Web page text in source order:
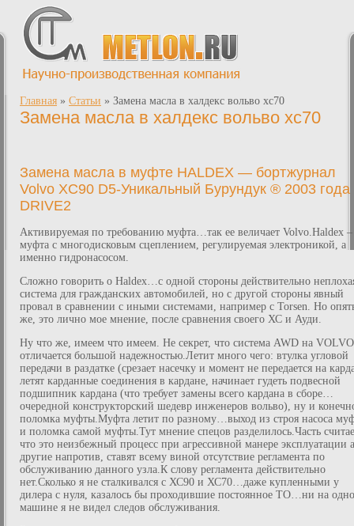
Главная » Статьи » Замена масла в халдекс вольво хс70
Замена масла в халдекс вольво хс70
Замена масла в муфте HALDEX — бортжурнал
Volvo XC90 D5-Уникальный Бурундук ® 2003 года
DRIVE2
Активируемая по требованию муфта…так ее величает Volvo.Haldex –
муфта с многодисковым сцеплением, регулируемая электроникой, а
именно гидронасосом.
Сложно говорить о Haldex…с одной стороны действительно
система для гражданских автомобилей, но с другой стороны явный
провал в сравнении с иными системами, например с Torsen. Но
же, это лично мое мнение, после сравнения своего ХС и Ауди.
Ну что же, имеем что имеем. Не секрет, что система AWD на
отличается большой надежностью.Летит много чего: втулка угловой
передачи в раздатке (срезает насечку и момент не передается на
летят карданные соединения в кардане, начинает гудеть подвесной
подшипник кардана (что требует замены всего кардана в сборе…
очередной конструкторский шедевр инженеров вольво), ну и
поломка муфты.Муфта летит по разному…выход из строя насоса
и поломка самой муфты.Тут мнение спецов разделилось.Часть
что это неизбежный процесс при агрессивной манере эксплуатации
другие напротив, ставят всему виной отсутствие регламента по
обслуживанию данного узла.К слову регламента действительно
нет.Сколько я не сталкивался с ХС90 и ХС70…даже купленными у
дилера с нуля, казалось бы проходившие постоянное ТО…ни на
машине я не видел следов обслуживания.